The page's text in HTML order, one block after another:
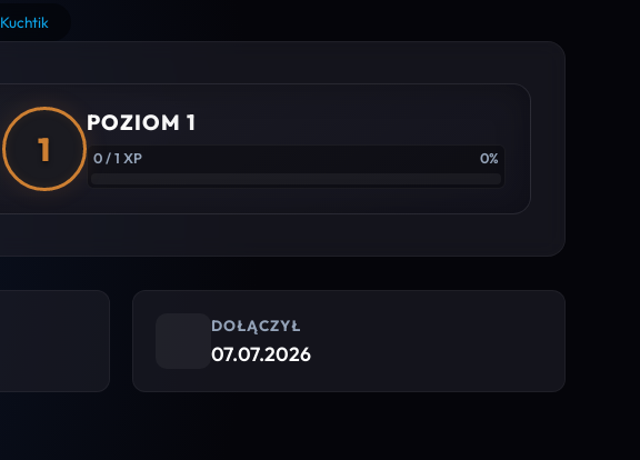
Kuchtik
1
POZIOM 1
0 / 1 XP 0%
DOŁĄCZYŁ
07.07.2026